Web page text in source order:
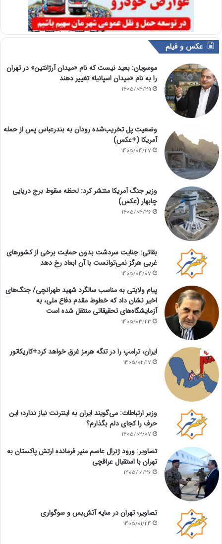
عکس و فیلم
موسویان: بعید نیست که نام «میدان آرژانتین» در تهران
را به نام «میدان اسپانیا» تغییر دهند
1405/04/29
وضعیت پل تخریب‌شده رودان به بندرعباس پس از حمله
آمریکا (+عکس)
1405/04/27
وزیر جنگ آمریکا منتشر کرد: لحظه سقوط برج دریایی
چابهار (عکس)
1405/04/26
بقائی: جنایت سردشت بدون حمایت برخی از کشورهای
غربی هرگز نمی‌توانست با آن ابعاد رخ دهد
1405/04/07
پیام ولایتی به مناسب سالگرد شهید طهرانچی/ جنگ‌های
اخیر نشان داد که خطوط مقدم دفاع ملی، به
آزمایشگاه‌های تحقیقاتی منتقل شده است
1405/03/23
ایران، ترامپ را در تنگه هرمز غرق خواهد کرد+کاریکاتور
1405/02/17
وزیر ارتباطات: می‌گویند ایران به اینترنت نیاز ندارد؛ این
حرف را کجای دلم بگذارم؟
1405/02/07
تصاویر: ورود ژنرال عاصم منیر فرمانده ارتش پاکستان به
تهران با استقبال عراقچی
1405/01/26
تصاویر؛ تهران در سایه آتش‌بس و سوگواری
1405/01/24